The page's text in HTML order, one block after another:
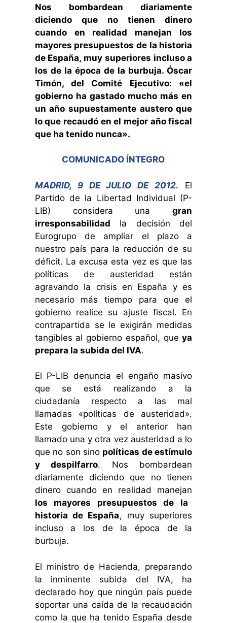
Nos bombardean diariamente
diciendo que no tienen dinero
cuando en realidad manejan los
mayores presupuestos de la historia
deEspaña, muy superiores incluso a
los de la época de la burbuja. Óscar
Timón, del Comité Ejecutivo: «el
gobierno ha gastado mucho más en
un año supuestamente austero que
lo que recaudó en el mejor año fiscal
que ha tenido nunca».
COMUNICADO ÍNTEGRO
MADRID, 9 DE JULIO DE 2012. El
Partido de la Libertad Individual (P-
LIB) considera unagran
irresponsabilidad la decisión del
Eurogrupo de ampliar el plazo a
nuestro país para la reducción de su
déficit. La excusa esta vez es que las
políticas de austeridad están
agravando la crisis en España y es
necesario más tiempo para que el
gobierno realice su ajuste fiscal. En
contrapartida se le exigirán medidas
tangibles al gobierno español, queya
prepara la subida del IVA.
El P-LIB denuncia el engaño masivo
que se está realizando a la
ciudadanía respecto a las mal
llamadas «políticas de austeridad».
Este gobierno y el anterior han
llamado una y otra vez austeridad a lo
que no son sino políticas de estímulo
y despilfarro. Nos bombardean
diariamente diciendo que no tienen
dinero cuando en realidad manejan
los mayores presupuestos de la
historia de España, muy superiores
incluso a los de la época de la
burbuja.
El ministro de Hacienda, preparando
la inminente subida del IVA, ha
declarado hoy que ningún país puede
soportar una caída de la recaudación
como la que ha tenido España desde